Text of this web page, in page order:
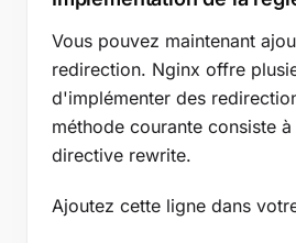
Vous pouvez maintenant
redirection. Nginx offre
d'implémenter des
méthode courante consiste
directive rewrite.
Ajoutez cette ligne dans